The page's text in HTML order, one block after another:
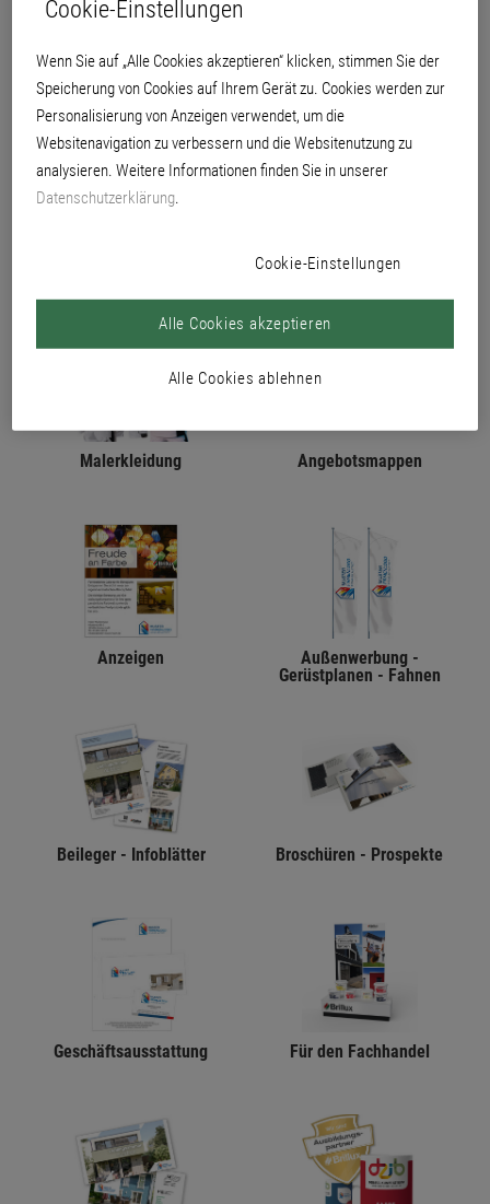
PRODUKTE
Neuheiten
Malerkleidung Angebotsmappen
Anzeigen
Außenwerbung -
Gerüstplanen - Fahnen
Beileger - Infoblätter Broschüren - Prospekte
Geschäftsausstattung Für den Fachhandel
Cookie-Einstellungen
Wenn Sie auf „Alle Cookies akzeptieren“ klicken, stimmen Sie der
Speicherung von Cookies auf Ihrem Gerät zu. Cookies werden zur
Personalisierung von Anzeigen verwendet, um die
Websitenavigation zu verbessern und die Websitenutzung zu
analysieren. Weitere Informationen finden Sie in unserer
Datenschutzerklärung.
Cookie-Einstellungen
Alle Cookies ablehnen
Alle Cookies akzeptieren